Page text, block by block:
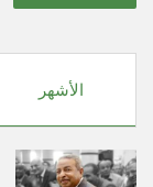
الأشهر